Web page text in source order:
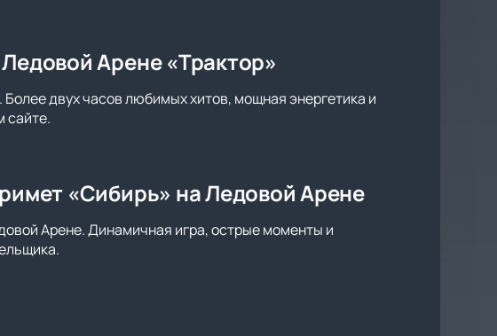
Арене «Трактор»
двух часов любимых хитов, мощная энергетика и
сайте.
«Сибирь» на Ледовой Арене
Арене. Динамичная игра, острые моменты и